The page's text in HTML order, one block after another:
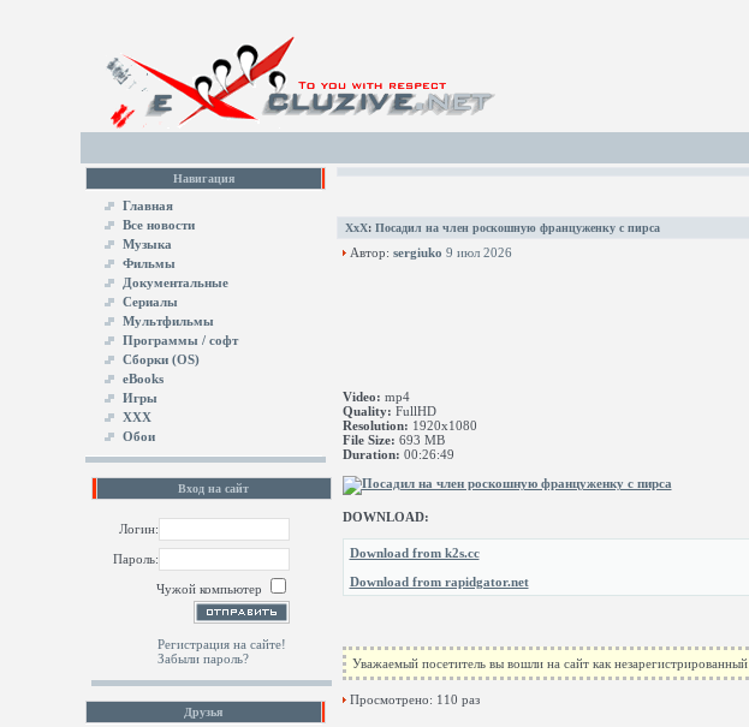
Навигация
Главная
Все новости
Музыка
Фильмы
Документальные
Сериалы
Мультфильмы
Программы / софт
Сборки (OS)
eBooks
Игры
XXX
Обои
Вход на сайт
Логин:
Пароль:
Чужой компьютер
Регистрация на сайте!
Забыли пароль?
Друзья
XxX: Посадил на член роскошную француженку с пирса
Автор: sergiuko 9 июл 2026
Video: mp4
Quality: FullHD
Resolution: 1920x1080
File Size: 693 MB
Duration: 00:26:49
DOWNLOAD:
Download from k2s.cc
Download from rapidgator.net
Уважаемый посетитель вы вошли на сайт как
Просмотрено: 110 раз